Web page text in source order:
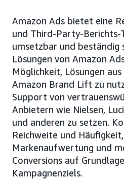
Amazon Ads bietet eine
und Third-Party-Berichts-
umsetzbar und beständig
Lösungen von Amazon
Möglichkeit, Lösungen
Amazon Brand Lift zu
Support von
Anbietern wie Nielsen,
und anderen zu setzen.
Reichweite und
Markenaufwertung und
Conversions auf
Kampagnenziels.